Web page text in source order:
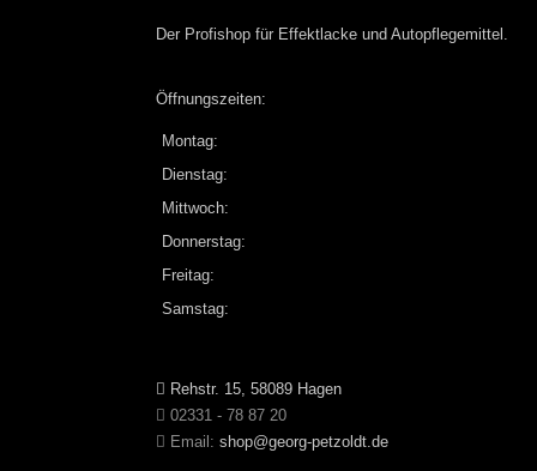
Der Profishop für Effektlacke und Autopflegemittel .
Öffnungszeiten:
Montag:
Dienstag:
Mittwoch:
Donnerstag:
Freitag:
Samstag:
Rehstr. 15, 58089 Hagen
02331 - 78 87 20
Email: shop@georg-petzoldt.de